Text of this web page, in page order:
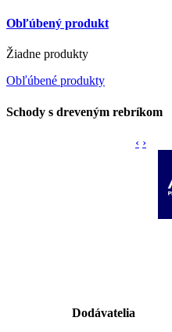
Obľúbený produkt
Žiadne produkty
Obľúbené produkty
Schody s dreveným rebríkom
Dodávatelia
‹ ›